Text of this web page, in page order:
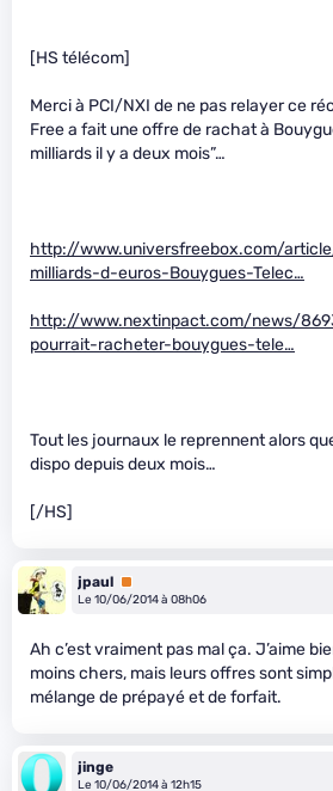
[HS télécom]
Merci à PCI/NXI de ne pas relayer ce
Free a fait une offre de rachat à
milliards il y a deux mois”…
http://www.universfreebox.com/
milliards-d-euros-Bouygues-Telec…
http://www.nextinpact.com/news/
pourrait-racheter-bouygues-tele…
Tout les journaux le reprennent alors
dispo depuis deux mois…
[/HS]
jpaul Premium
Le 10/06/2014 à 08h06
Ah c’est vraiment pas mal ça. J’aime
moins chers, mais leurs offres sont
mélange de prépayé et de forfait.
jinge
Le 10/06/2014 à 12h15